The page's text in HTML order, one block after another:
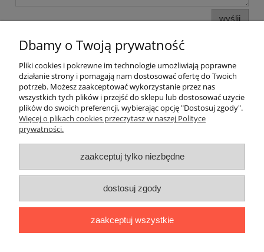
wyślij
Informacje i pomoc
Moje konto
O nas
Butik Beti Beata Kunach- Szybowników 4a/12 | 64-920 Piła |
woj. wielkopolskie | NIP: 2530112624 |662 762 773|
Dbamy o Twoją prywatność
Pliki cookies i pokrewne im technologie umożliwiają poprawne
działanie strony i pomagają nam dostosować ofertę do Twoich
potrzeb. Możesz zaakceptować wykorzystanie przez nas
wszystkich tych plików i przejść do sklepu lub dostosować użycie
plików do swoich preferencji, wybierając opcję "Dostosuj zgody".
Więcej o plikach cookies przeczytasz w naszej Polityce
prywatności.
zaakceptuj tylko niezbędne
dostosuj zgody
zaakceptuj wszystkie